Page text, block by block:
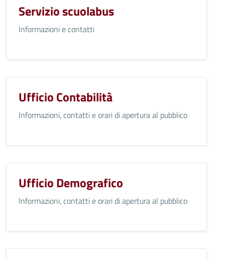
Servizio scuolabus
Informazioni e contatti
Ufficio Contabilità
Informazioni, contatti e orari di apertura al pubblico
Ufficio Demografico
Informazioni, contatti e orari di apertura al pubblico